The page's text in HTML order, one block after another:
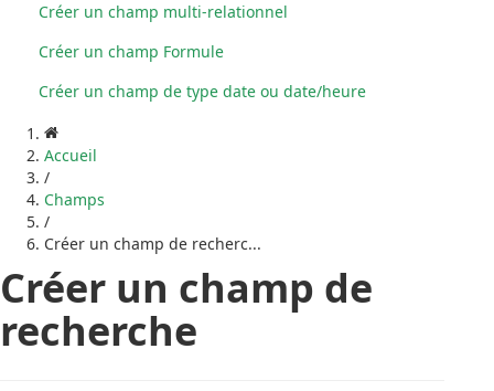
Créer un champ multi-relationnel
Créer un champ Formule
Créer un champ de type date ou date/heure
Accueil
/
Champs
/
Créer un champ de recherc...
Créer un champ de
recherche